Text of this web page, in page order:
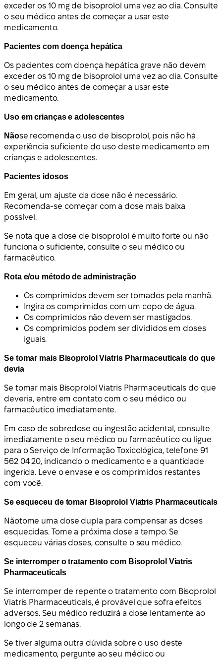
exceder os 10 mg de bisoprolol uma vez ao dia. Consulte
o seu médico antes de começar a usar este
medicamento.
Pacientes com doença hepática
Os pacientes com doença hepática grave não devem
exceder os 10 mg de bisoprolol uma vez ao dia. Consulte
o seu médico antes de começar a usar este
medicamento.
Uso em crianças e adolescentes
Nãose recomenda o uso de bisoprolol, pois não há
experiência suficiente do uso deste medicamento em
crianças e adolescentes.
Pacientes idosos
Em geral, um ajuste da dose não é necessário.
Recomenda-se começar com a dose mais baixa
possível.
Se nota que a dose de bisoprolol é muito forte ou não
funciona o suficiente, consulte o seu médico ou
farmacêutico.
Rota e/ou método de administração
Os comprimidos devem ser tomados pela manhã.
Ingira os comprimidos com um copo de água.
Os comprimidos não devem ser mastigados.
Os comprimidos podem ser divididos em doses
iguais.
Se tomar mais Bisoprolol Viatris Pharmaceuticals do que
devia
Se tomar mais Bisoprolol Viatris Pharmaceuticals do que
deveria, entre em contato com o seu médico ou
farmacêutico imediatamente.
Em caso de sobredose ou ingestão acidental, consulte
imediatamente o seu médico ou farmacêutico ou ligue
para o Serviço de Informação Toxicológica, telefone 91
562 04 20, indicando o medicamento e a quantidade
ingerida. Leve o envase e os comprimidos restantes
com você.
Se esqueceu de tomar Bisoprolol Viatris Pharmaceuticals
Nãotome uma dose dupla para compensar as doses
esquecidas. Tome a próxima dose a tempo. Se
esqueceu várias doses, consulte o seu médico.
Se interromper o tratamento com Bisoprolol Viatris
Pharmaceuticals
Se interromper de repente o tratamento com Bisoprolol
Viatris Pharmaceuticals, é provável que sofra efeitos
adversos. Seu médico reduzirá a dose lentamente ao
longo de 2 semanas.
Se tiver alguma outra dúvida sobre o uso deste
medicamento, pergunte ao seu médico ou